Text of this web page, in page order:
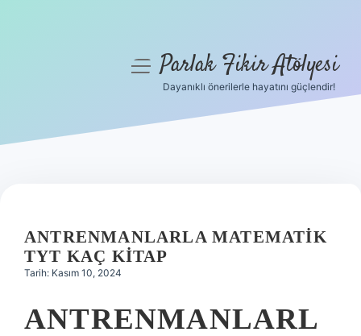
Hakkımızda
menüyüParlak Fikir Atölyesi
Dayanıklı önerilerle hayatını güçlendir!
ANTRENMANLARLA MATEMATIK
TYT KAÇ KITAP
Tarih: Kasım 10, 2024
ANTRENMANLARL